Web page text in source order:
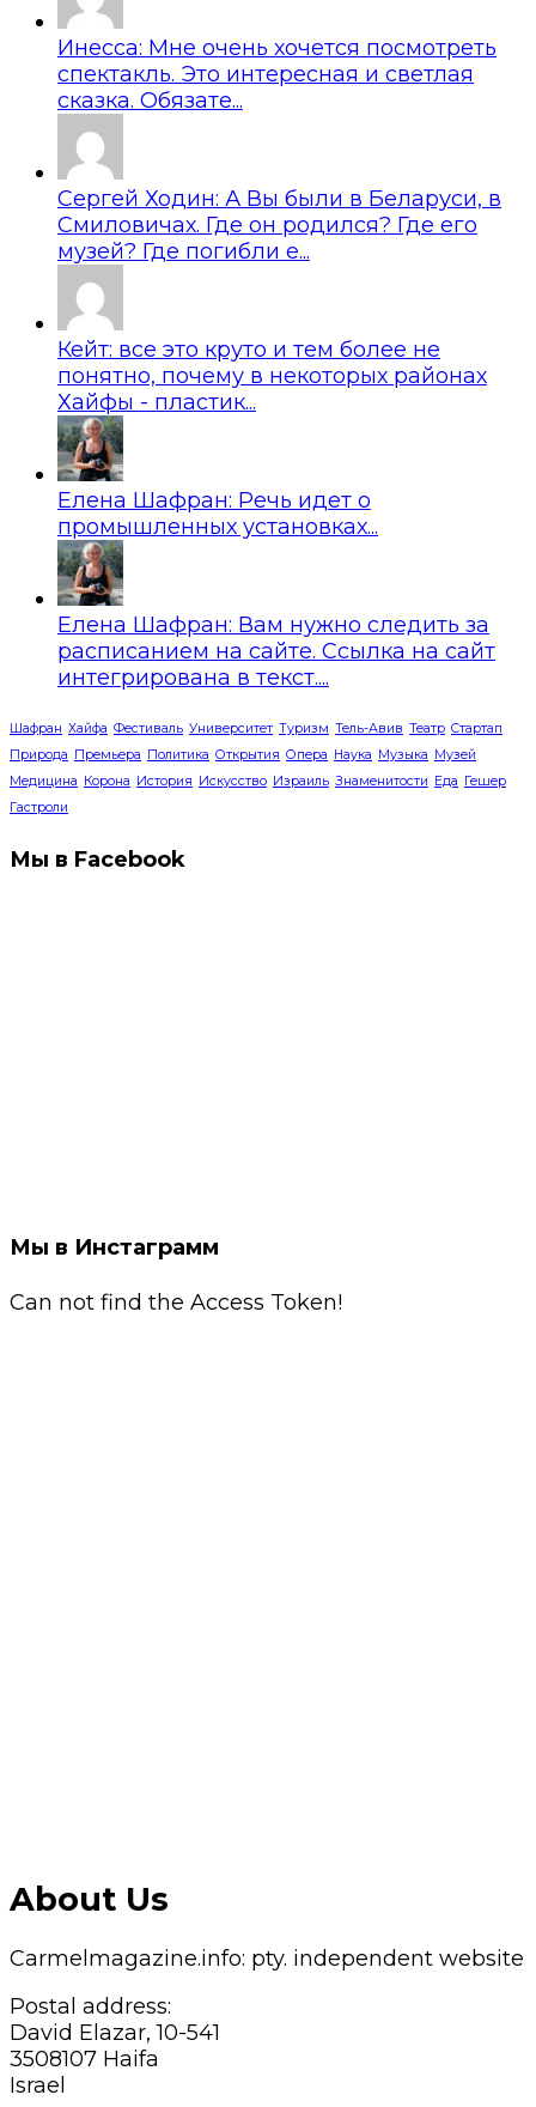
Инесса: Мне очень хочется посмотреть
спектакль. Это интересная и светлая
сказка. Обязате...
Сергей Ходин: А Вы были в Беларуси, в
Смиловичах. Где он родился? Где его
музей? Где погибли е...
Кейт: все это круто и тем более не
понятно, почему в некоторых районах
Хайфы - пластик...
Елена Шафран: Речь идет о
промышленных установках...
Елена Шафран: Вам нужно следить за
расписанием на сайте. Ссылка на сайт
интегрирована в текст....
Шафран Хайфа Фестиваль Университет Туризм Тель-Авив Театр Стартап
Природа Премьера Политика Открытия Опера Наука Музыка Музей
Медицина Корона История Искусство Израиль Знаменитости Еда Гешер
Гастроли
Мы в Facebook
Мы в Инстаграмм
Can not find the Access Token!
About Us
Carmelmagazine.info: pty. independent website
Postal address:
David Elazar, 10-541
3508107 Haifa
Israel